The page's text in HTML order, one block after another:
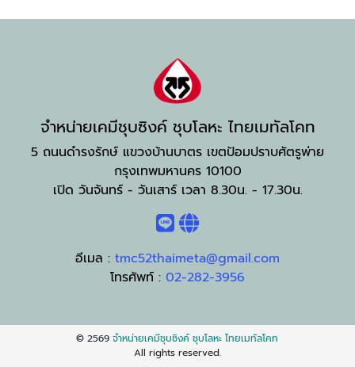
จำหน่ายเคมีชุบซิงค์ ชุบโลหะ ไทยเมทัลโคท
5 ถนนดำรงรักษ์ แขวงบ้านบาตร เขตป้อมปราบศัตรูพ่าย
กรุงเทพมหานคร 10100
เปิด วันจันทร์ - วันเสาร์ เวลา 8.30น. - 17.30น.
อีเมล : tmc52thaimeta@gmail.com
โทรศัพท์ : 02-282-3956
© 2569จำหน่ายเคมีชุบซิงค์ ชุบโลหะ ไทยเมทัลโคท
All rights reserved.